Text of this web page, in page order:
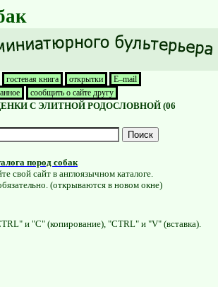
гостевая книга открытки
E–mail
сообщить о сайте другу
С ЭЛИТНОЙ РОДОСЛОВНОЙ (066) 10-70-260
пород собак
свой сайт в англоязычном каталоге.
(открываются в новом окне)
и "C" (копирование), "CTRL" и "V" (вставка).